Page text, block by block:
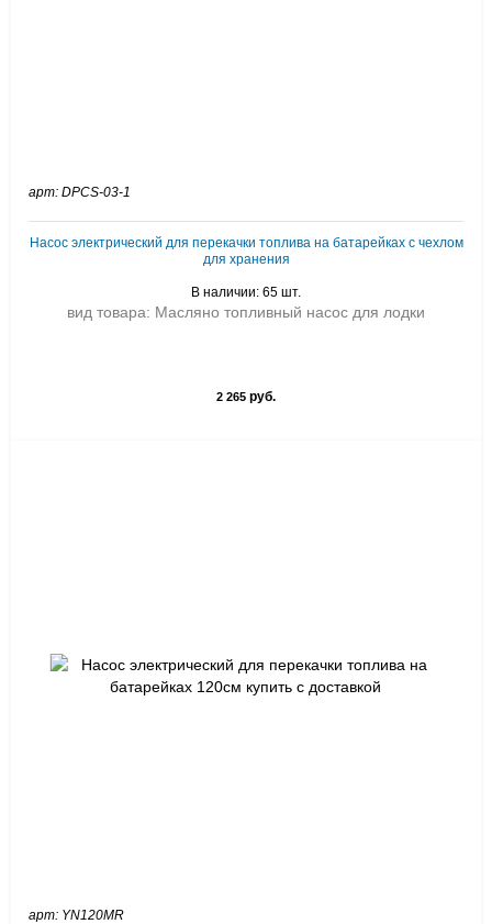
арт: DPCS-03-1
Насос электрический для перекачки топлива на батарейках с чехлом
для хранения
В наличии: 65 шт.
вид товара: Масляно топливный насос для лодки
2 265 руб.
арт: YN120MR